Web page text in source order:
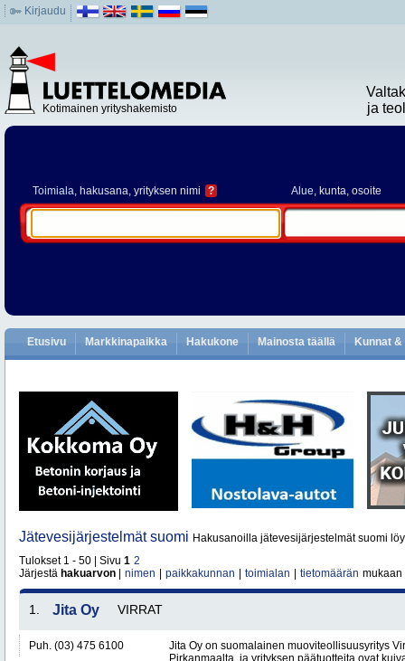
Kirjaudu
Kotimainen yrityshakemisto
ja
Toimiala, hakusana, yrityksen nimi ? Alue, kunta, osoite
Etusivu Markkinapaikka Hakukone Mainosta täällä Kunnat
Jätevesijärjestelmät suomi Hakusanoilla jätevesijärjestelmät suomi
Tulokset 1 - 50 | Sivu 1 2
Järjestä hakuarvon nimen paikkakunnan toimialan tietomäärän mukaan
1. Jita Oy VIRRAT
Puh. (03) 475 6100
Jita Oy on suomalainen muoviteollisuusyritys
Pirkanmaalta, ja yrityksen päätuotteita ovat